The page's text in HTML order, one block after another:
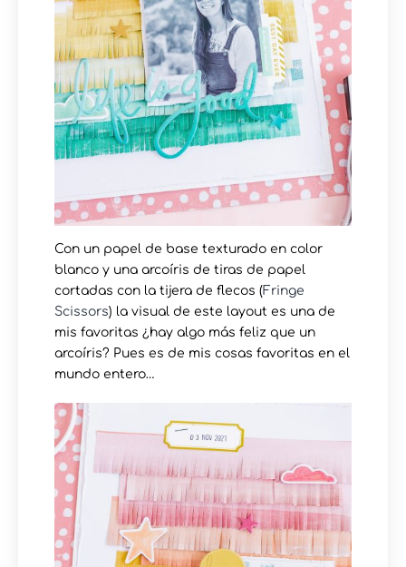
Con un papel de base texturado en color
blanco y una arcoíris de tiras de papel
cortadas con la tijera de flecos (Fringe
Scissors) la visual de este layout es una de
mis favoritas ¿hay algo más feliz que un
arcoíris? Pues es de mis cosas favoritas en el
mundo entero…